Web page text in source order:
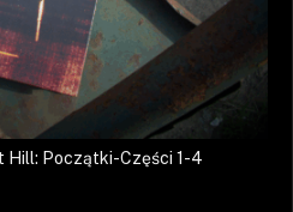
Hill: Początki-Części 1-4